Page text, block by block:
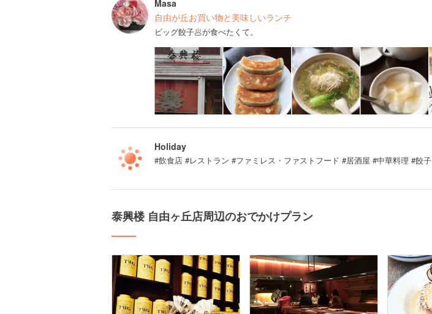
Masa
自由が丘お買い物と美味しいランチ
ビッグ餃子🥟が食べたくて。
Holiday
#飲食店 #レストラン #ファミレス・ファストフード #居酒屋 #中華料理 #餃子
泰興楼 自由ヶ丘店周辺のおでかけプラン